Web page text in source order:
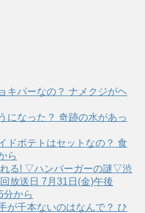
キパーなの？ ナメクジがヘ
になった？ 奇跡の水があっ
ドポテトはセットなの？ 食
ら
る! ▽ハンバーガーの謎▽渋
放送日 7月31日(金)午後
分から
が千本ないのはなんで？ ひ